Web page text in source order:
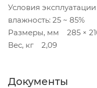
Условия
влажность: 25 ~ 85%
Размеры, мм 285 ×
Вес, кг 2,09
Документы